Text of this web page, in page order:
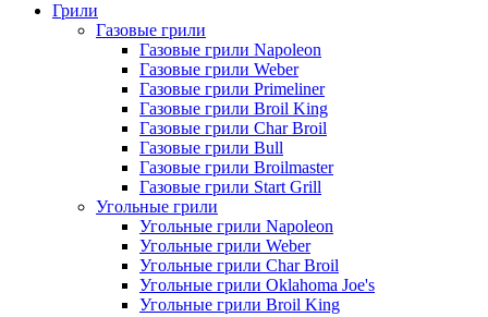
Грили
Газовые грили
Газовые грили Napoleon
Газовые грили Weber
Газовые грили Primeliner
Газовые грили Broil King
Газовые грили Char Broil
Газовые грили Bull
Газовые грили Broilmaster
Газовые грили Start Grill
Угольные грили
Угольные грили Napoleon
Угольные грили Weber
Угольные грили Char Broil
Угольные грили Oklahoma Joe's
Угольные грили Broil King